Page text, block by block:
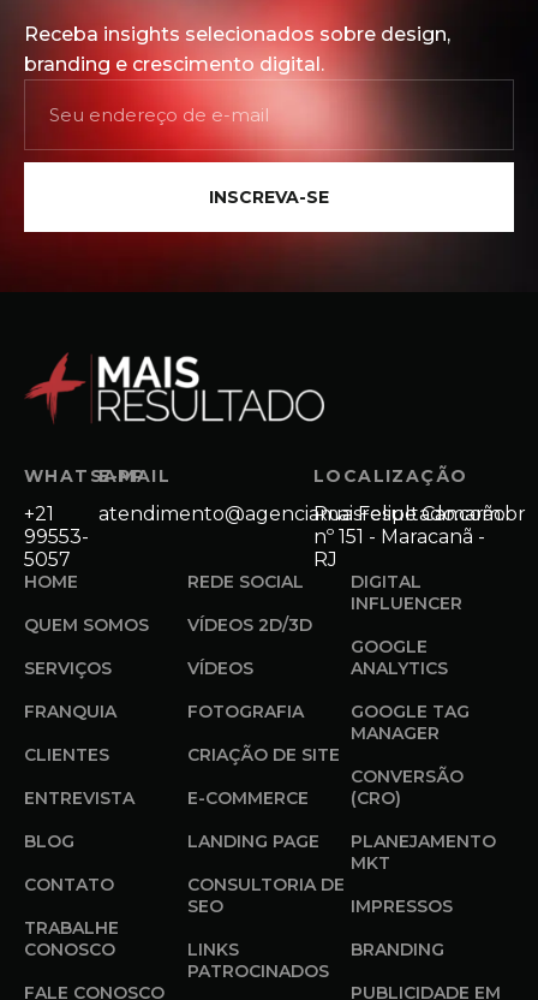
Receba insights selecionados sobre design,
branding e crescimento digital.
INSCREVA-SE
WHATSAPP
+21
99553-
5057
E-MAIL
atendimento@agenciamaisresultado.com.br
LOCALIZAÇÃO
Rua Felipe Camarão
nº 151 - Maracanã -
RJ
HOME
QUEM SOMOS
SERVIÇOS
FRANQUIA
CLIENTES
ENTREVISTA
BLOG
CONTATO
TRABALHE
CONOSCO
FALE CONOSCO
REDE SOCIAL
VÍDEOS 2D/3D
VÍDEOS
FOTOGRAFIA
CRIAÇÃO DE SITE
E-COMMERCE
LANDING PAGE
CONSULTORIA DE
SEO
LINKS
PATROCINADOS
DIGITAL
INFLUENCER
GOOGLE
ANALYTICS
GOOGLE TAG
MANAGER
CONVERSÃO
(CRO)
PLANEJAMENTO
MKT
IMPRESSOS
BRANDING
PUBLICIDADE EM